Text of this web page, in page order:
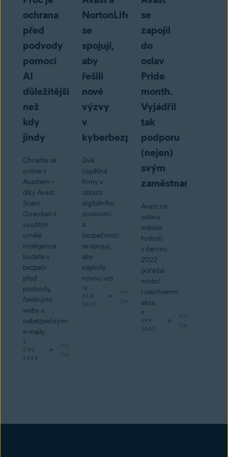
ochrana
před
podvody
pomocí
AI
důležitější
než
kdy
jindy
Chraňte se
online s
Avastem –
díky Avast
Scam
Guardian s
využitím
umělé
inteligence
budete v
bezpečí
před
podvody,
falešnými
weby a
nebezpečnými
e-maily.
2
ČVC
2025
min
čtení
NortonLifeLock
se
spojují,
aby
řešili
nové
výzvy
v
kyberbezpečnosti
Dvě
úspěšné
firmy v
oblasti
digitálního
soukromí
a
bezpečnosti
se spojují,
aby
naplnily
novou vizi
12
ZÁŘ
2022
min
čtení
se
zapojil
do
oslav
Pride
month.
Vyjádřil
tak
podporu
(nejen)
svým
zaměstnancům
Avast na
oslavu
měsíce
hrdosti
v červnu
2022
pořádal
místní
i celofiremní
akce.
8
SRP
2022
min
čtení